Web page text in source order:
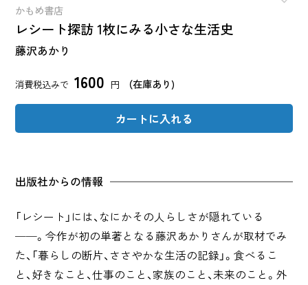
かもめ書店
レシート探訪 1枚にみる小さな生活史
藤沢あかり
消費税込みで 1600 円 （在庫あり)
カートに入れる
出版社からの情報
「レシート」には、なにかその人らしさが隠れている
──。今作が初の単著となる藤沢あかりさんが取材でみ
た、「暮らしの断片、ささやかな生活の記録」。食べるこ
と、好きなこと、仕事のこと、家族のこと、未来のこと。外